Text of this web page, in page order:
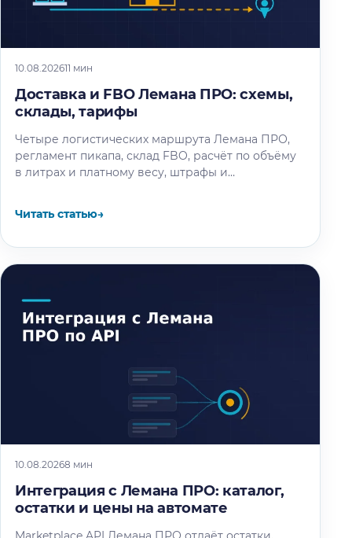
10.08.202611 мин
Доставка и FBO Лемана ПРО: схемы,
склады, тарифы
Четыре логистических маршрута Лемана ПРО,
регламент пикапа, склад FBO, расчёт по объёму
в литрах и платному весу, штрафы и
Читать статью→
10.08.20268 мин
Интеграция с Лемана ПРО: каталог,
остатки и цены на автомате